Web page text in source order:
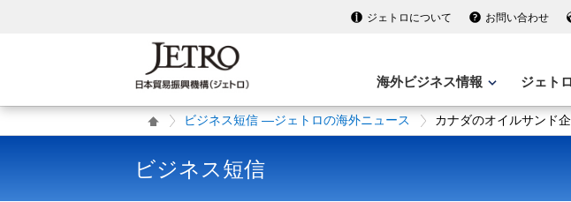
ジェトロについて お問い合わせ
海外ビジネス情報 ジェト
ビジネス短信 ―ジェトロの海外ニュース カナダのオイルサンド
ビジネス短信